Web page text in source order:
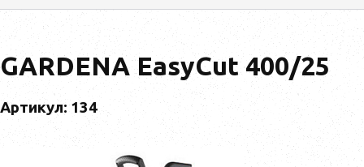
GARDENA EasyCut 400/25
Артикул: 134